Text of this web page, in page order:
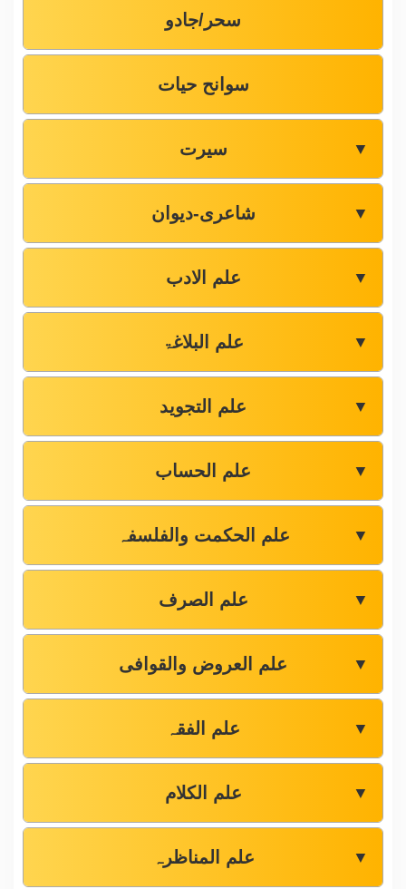
سحر/جادو
سوانح حیات
سیرت ▼
شاعری-دیوان ▼
علم الادب ▼
علم البلاغۃ ▼
علم التجوید ▼
علم الحساب ▼
علم الحکمت والفلسفہ ▼
علم الصرف ▼
علم العروض والقوافی ▼
علم الفقہ ▼
علم الکلام ▼
علم المناظرہ ▼